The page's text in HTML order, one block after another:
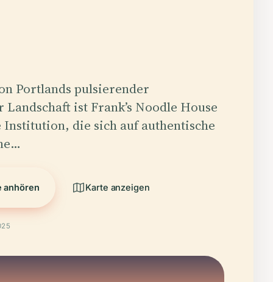
Portlands pulsierender
ist Frank’s Noodle House
Institution, die sich auf authentische
anhören Karte anzeigen